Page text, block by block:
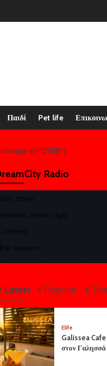
Παιδί Pet life
id="2558"]
Radio
Latest Popular
Elife
Galissea Cafe
στον